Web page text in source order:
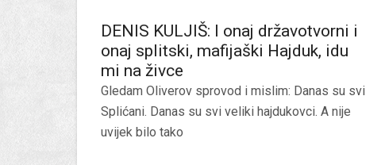
DENIS KULJIŠ: I onaj državotvorni i
onaj splitski, mafijaški Hajduk, idu
mi na živce
Gledam Oliverov sprovod i mislim: Danas su svi
Splićani. Danas su svi veliki hajdukovci. A nije
uvijek bilo tako